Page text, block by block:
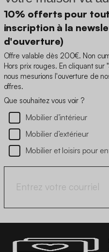
10% offerts pour
inscription à la
d'ouverture)
Offre valable dès 200€. Non
Hors prix rouges. En cliquant
nous mesurions l'ouverture de
offres.
Que souhaitez vous voir ?
Mobilier d’intérieur
Mobilier d’extérieur
Mobilier et loisirs pour